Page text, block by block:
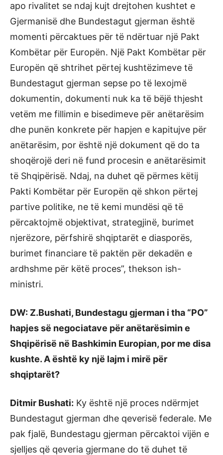
apo rivalitet se ndaj kujt drejtohen kushtet e
Gjermanisë dhe Bundestagut gjerman është
momenti përcaktues për të ndërtuar një Pakt
Kombëtar për Europën. Një Pakt Kombëtar për
Europën që shtrihet përtej kushtëzimeve të
Bundestagut gjerman sepse po të lexojmë
dokumentin, dokumenti nuk ka të bëjë thjesht
vetëm me fillimin e bisedimeve për anëtarësim
dhe punën konkrete për hapjen e kapitujve për
anëtarësim, por është një dokument që do ta
shoqërojë deri në fund procesin e anëtarësimit
të Shqipërisë. Ndaj, na duhet që përmes këtij
Pakti Kombëtar për Europën që shkon përtej
partive politike, ne të kemi mundësi që të
përcaktojmë objektivat, strategjinë, burimet
njerëzore, përfshirë shqiptarët e diasporës,
burimet financiare të paktën për dekadën e
ardhshme për këtë proces”, thekson ish-
ministri.
DW: Z.Bushati, Bundestagu gjerman i tha “PO”
hapjes së negociatave për anëtarësimin e
Shqipërisë në Bashkimin Europian, por me disa
kushte. A është ky një lajm i mirë për
shqiptarët?
Ditmir Bushati: Ky është një proces ndërmjet
Bundestagut gjerman dhe qeverisë federale. Me
pak fjalë, Bundestagu gjerman përcaktoi vijën e
sjelljes që qeveria gjermane do të duhet të